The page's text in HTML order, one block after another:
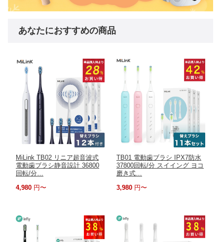
あなたにおすすめの商品
MiLink TB02 リニア超音波式
電動歯ブラシ静音設計 36800
回転/分…
4,980 円〜
TB01 電動歯ブラシ IPX7防水
37800回転/分 スイイング ヨコ
磨き式…
3,980 円〜